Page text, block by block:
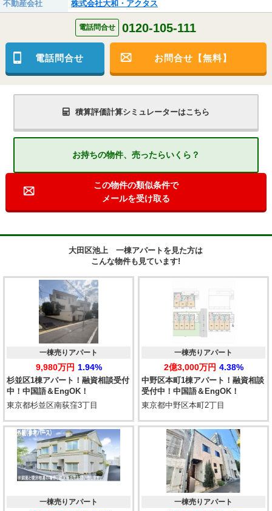
不動産会社 株式会社大和・アクタス
電話問合せ 0120-105-111
電話問合せ お問合せ【無料】
積算評価計算シミュレーターはこちら
お持ちの物件、売ったらいくら？
この物件の類似条件で
メールを受け取る
大田区池上 一棟アパートを見た方は
こんな物件も見ています!
杉並区1棟アパート！融資相談受付
中！中国語＆EngOK！
一棟売りアパート
9,980万円 1.94%
東京都杉並区南荻窪3丁目
中野区本町1棟アパート！融資相談
受付中！中国語＆EngOK！
一棟売りアパート
2億3,000万円 4.38%
東京都中野区本町2丁目
一棟売りアパート 一棟売りアパート